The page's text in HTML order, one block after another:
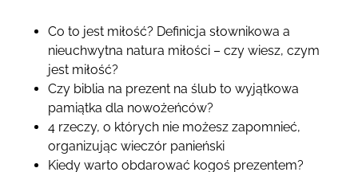
Co to jest miłość? Definicja słownikowa a
nieuchwytna natura miłości – czy wiesz, czym
jest miłość?
Czy biblia na prezent na ślub to wyjątkowa
pamiątka dla nowożeńców?
4 rzeczy, o których nie możesz zapomnieć,
organizując wieczór panieński
Kiedy warto obdarować kogoś prezentem?